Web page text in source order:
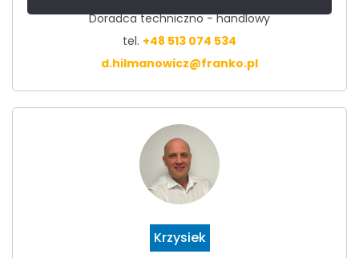
Doradca techniczno - handlowy
tel. +48 513 074 534
d.hilmanowicz@franko.pl
Krzysiek